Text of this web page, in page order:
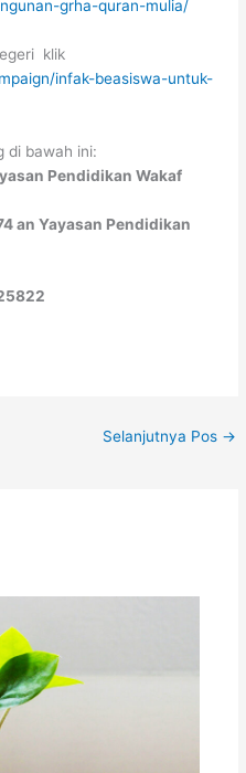
grha-quran-mulia/
klik
infak-beasiswa-untuk-
di bawah ini:
Pendidikan Wakaf
an Yayasan Pendidikan
Selanjutnya Pos →